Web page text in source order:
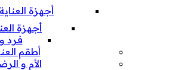
أجهزة
أجهزة
فرد
أطقم
الأم و